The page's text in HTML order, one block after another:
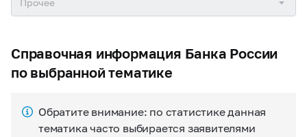
Справочная информация Банка России
по выбранной тематике
Обратите внимание: по статистике данная
тематика часто выбирается заявителями